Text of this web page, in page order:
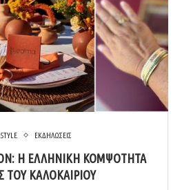
ΕΚΔΗΛΩΣΕΙΣ
Η ΕΛΛΗΝΙΚΉ ΚΟΜΨΌΤΗΤΑ
ΤΟΥ ΚΑΛΟΚΑΙΡΙΟΎ